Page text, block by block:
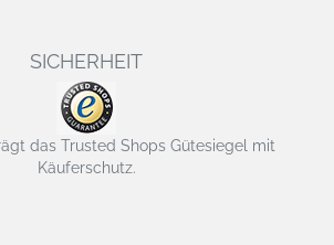
SICHERHEIT
das Trusted Shops Gütesiegel mit
Käuferschutz.